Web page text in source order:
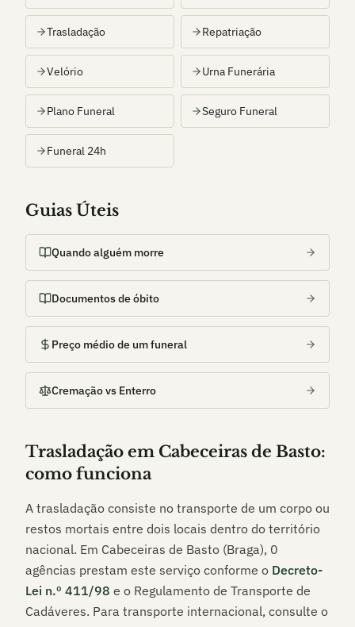
Trasladação Repatriação
Velório Urna Funerária
Plano Funeral Seguro Funeral
Funeral 24h
Guias Úteis
Quando alguém morre
Documentos de óbito
Preço médio de um funeral
Cremação vs Enterro
Trasladação em Cabeceiras de Basto:
como funciona
A trasladação consiste no transporte de um corpo ou
restos mortais entre dois locais dentro do território
nacional. Em Cabeceiras de Basto (Braga), 0
agências prestam este serviço conforme o Decreto-
Lei n.º 411/98 e o Regulamento de Transporte de
Cadáveres. Para transporte internacional, consulte o